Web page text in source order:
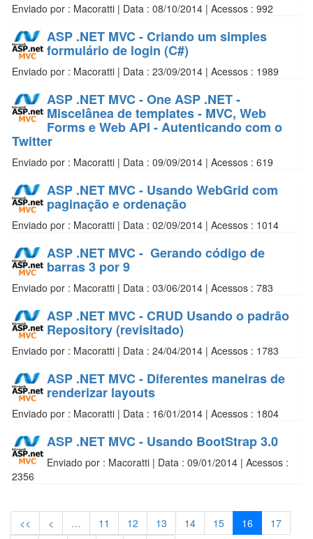
Enviado por : Macoratti | Data : 08/10/2014 | Acessos : 992
ASP .NET MVC - Criando um simples
formulário de login (C#)
Enviado por : Macoratti | Data : 23/09/2014 | Acessos : 1989
ASP .NET MVC - One ASP .NET -
Miscelânea de templates - MVC, Web
Forms e Web API - Autenticando com o
Twitter
Enviado por : Macoratti | Data : 09/09/2014 | Acessos : 619
ASP .NET MVC - Usando WebGrid com
paginação e ordenação
Enviado por : Macoratti | Data : 02/09/2014 | Acessos : 1014
ASP .NET MVC - Gerando código de
barras 3 por 9
Enviado por : Macoratti | Data : 03/06/2014 | Acessos : 783
ASP .NET MVC - CRUD Usando o padrão
Repository (revisitado)
Enviado por : Macoratti | Data : 24/04/2014 | Acessos : 1783
ASP .NET MVC - Diferentes maneiras de
renderizar layouts
Enviado por : Macoratti | Data : 16/01/2014 | Acessos : 1804
ASP .NET MVC - Usando BootStrap 3.0
Enviado por : Macoratti | Data : 09/01/2014 | Acessos :
2356
<< < … 11 12 13 14 15 16 17